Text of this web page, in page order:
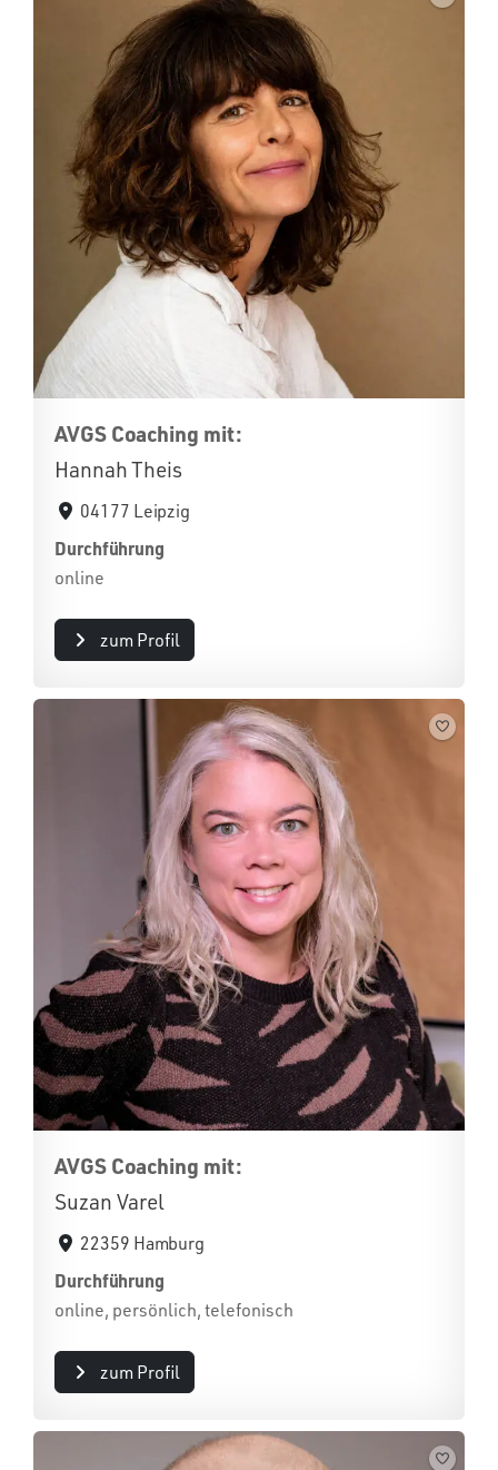
AVGS Coaching mit:
Hannah Theis
04177 Leipzig
Durchführung
online
zum Profil
AVGS Coaching mit:
Suzan Varel
22359 Hamburg
Durchführung
online, persönlich, telefonisch
zum Profil